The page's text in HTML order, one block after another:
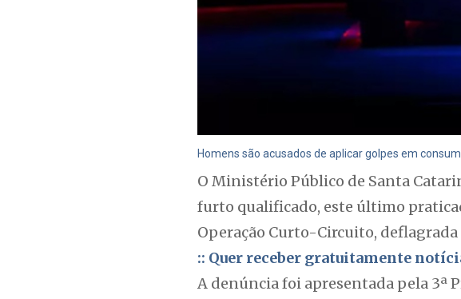
Homens são acusados de aplicar golpes em
O Ministério Público de Santa
furto qualificado, este último
Operação Curto-Circuito,
:: Quer receber gratuitamente
A denúncia foi apresentada pela 3ª